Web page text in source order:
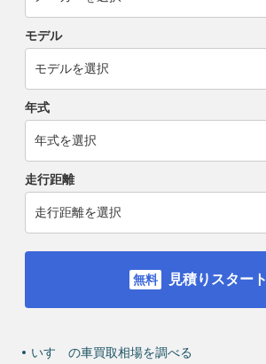
モデル
年式
走行距離
見積りスタート
いすゞの車買取相場を調べる